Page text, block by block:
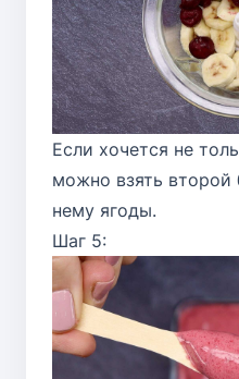
Если хочется не
можно взять второй
нему ягоды.
Шаг 5: